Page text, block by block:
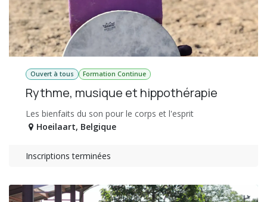
Ouvert à tous Formation Continue
Rythme, musique et hippothérapie
Les bienfaits du son pour le corps et l'esprit
Hoeilaart, Belgique
Inscriptions terminées